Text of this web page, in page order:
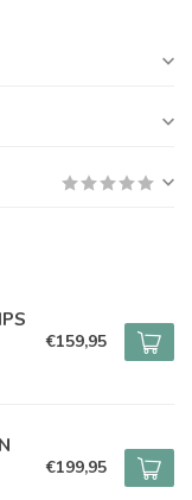
€159,95
€199,95